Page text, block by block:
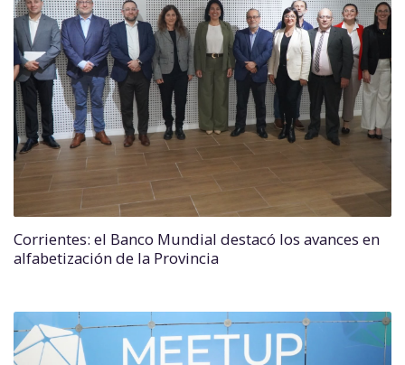
Corrientes: el Banco Mundial destacó los avances en
alfabetización de la Provincia